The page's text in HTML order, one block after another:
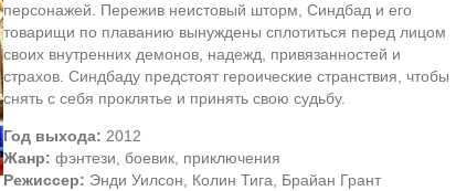
персонажей. Пережив неистовый шторм, Синдбад и его
товарищи по плаванию вынуждены сплотиться перед лицом
своих внутренних демонов, надежд, привязанностей и
страхов. Синдбаду предстоят героические странствия, чтобы
снять с себя проклятье и принять свою судьбу.
Год выхода: 2012
Жанр: фэнтези, боевик, приключения
Режиссер: Энди Уилсон, Колин Тига, Брайан Грант